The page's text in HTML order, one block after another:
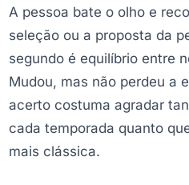
A pessoa bate o olho e
seleção ou a proposta da
segundo é equilíbrio entre
Mudou, mas não perdeu a
acerto costuma agradar
cada temporada quanto
mais clássica.